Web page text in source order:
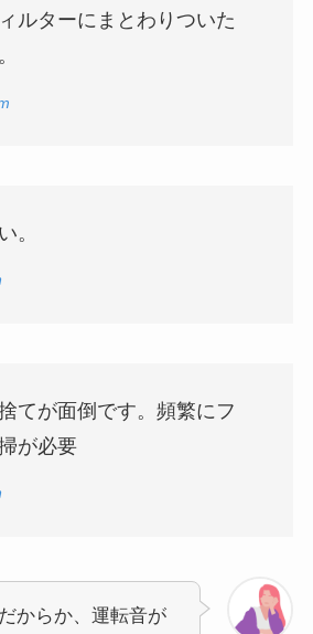
ルターにまとわりついた
。
てが面倒です。頻繁にフ
が必要
からか、運転音が